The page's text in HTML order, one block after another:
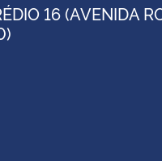
16 (AVENIDA